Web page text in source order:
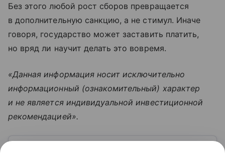
Без этого любой рост сборов превращается
в дополнительную санкцию, а не стимул. Иначе
говоря, государство может заставить платить,
но вряд ли научит делать это вовремя.
«Данная информация носит исключительно
информационный (ознакомительный) характер
и не является индивидуальной инвестиционной
рекомендацией».